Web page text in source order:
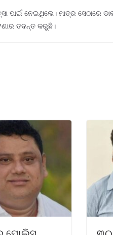
ପାଇଁ ନେଇଥିଲେ। ମାତ୍ର
ତଦନ୍ତ କରୁଛି।